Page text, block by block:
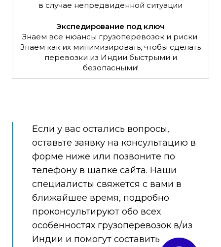
в случае непредвиденной ситуации
Экспедирование под ключ
Знаем все нюансы грузоперевозок и риски.
Знаем как их минимизировать, чтобы сделать
перевозки из Индии быстрыми и
безопасными!
Если у вас остались вопросы,
оставьте заявку на консультацию в
форме ниже или позвоните по
телефону в шапке сайта. Наши
специалисты свяжется с вами в
ближайшее время, подробно
проконсультируют обо всех
особенностях грузоперевозок в/из
Индии и помогут составить